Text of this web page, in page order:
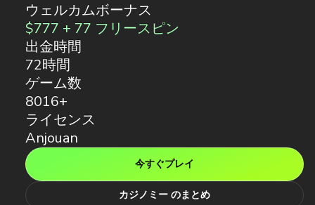
ウェルカムボーナス
$777 + 77 フリースピン
出金時間
72時間
ゲーム数
8016+
ライセンス
Anjouan
今すぐプレイ
カジノミー のまとめ